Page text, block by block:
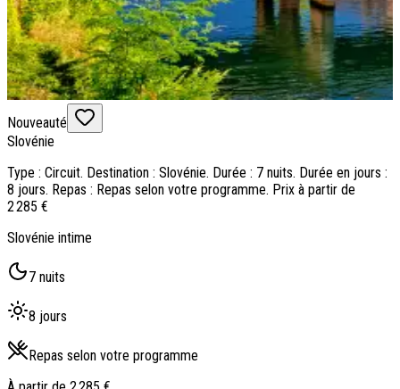
Nouveauté
Slovénie
Type : Circuit. Destination : Slovénie. Durée : 7 nuits. Durée en jours :
8 jours. Repas : Repas selon votre programme. Prix à partir de
2 285 €
Slovénie intime
7 nuits
8 jours
Repas selon votre programme